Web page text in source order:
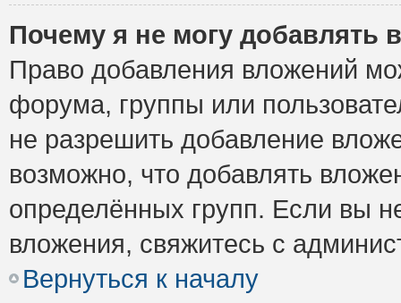
Почему я не могу добавлять
Право добавления вложений
форума, группы или
не разрешить добавление
возможно, что добавлять
определённых групп. Если вы
вложения, свяжитесь с
Вернуться к началу